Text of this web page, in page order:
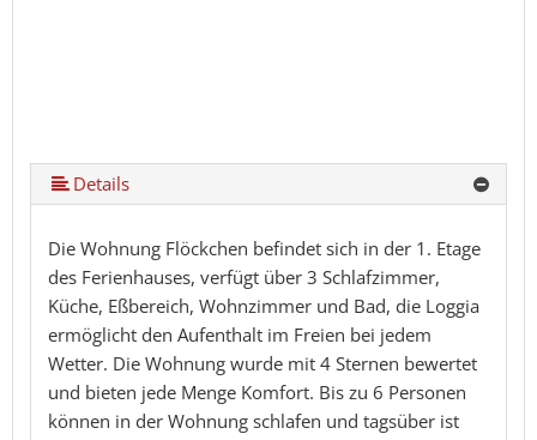
Details
Die Wohnung Flöckchen befindet sich in der 1. Etage
des Ferienhauses, verfügt über 3 Schlafzimmer,
Küche, Eßbereich, Wohnzimmer und Bad, die Loggia
ermöglicht den Aufenthalt im Freien bei jedem
Wetter. Die Wohnung wurde mit 4 Sternen bewertet
und bieten jede Menge Komfort. Bis zu 6 Personen
können in der Wohnung schlafen und tagsüber ist